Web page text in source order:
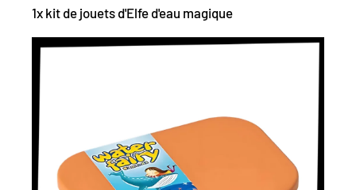
1x kit de jouets d'Elfe d'eau magique